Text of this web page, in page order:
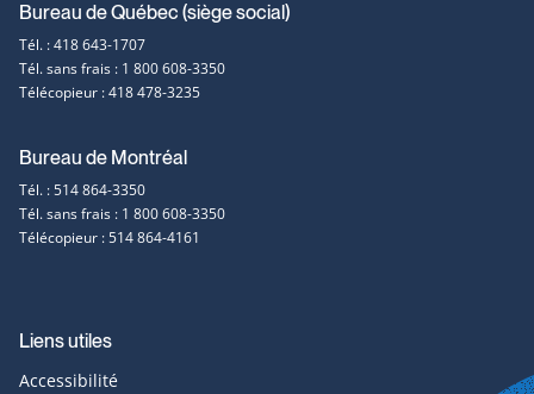
Coordonnées
et
contact
Bureau de Québec (siège social)
Tél. : 418 643-1707
Tél. sans frais : 1 800 608-3350
Télécopieur : 418 478-3235
Bureau de Montréal
Tél. : 514 864-3350
Tél. sans frais : 1 800 608-3350
Télécopieur : 514 864-4161
Liens utiles
Accessibilité